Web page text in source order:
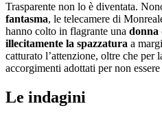
Trasparente non lo è diventata.
fantasma, le telecamere di
hanno colto in flagrante una donna
illecitamente la spazzatura a
catturato l’attenzione, oltre che
accorgimenti adottati per non essere
Le indagini